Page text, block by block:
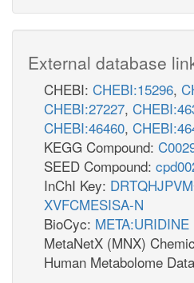
External database
CHEBI: CHEBI:15296,
CHEBI:27227,
CHEBI:46460,
KEGG Compound:
SEED Compound:
InChI Key:
XVFCMESISA-N
BioCyc: META:URIDINE
MetaNetX (MNX)
Human Metabolome